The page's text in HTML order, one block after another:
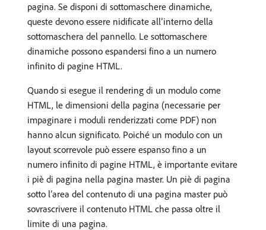
pagina. Se disponi di sottomaschere dinamiche,
queste devono essere nidificate all’interno della
sottomaschera del pannello. Le sottomaschere
dinamiche possono espandersi fino a un numero
infinito di pagine HTML.
Quando si esegue il rendering di un modulo come
HTML, le dimensioni della pagina (necessarie per
impaginare i moduli renderizzati come PDF) non
hanno alcun significato. Poiché un modulo con un
layout scorrevole può essere espanso fino a un
numero infinito di pagine HTML, è importante evitare
i piè di pagina nella pagina master. Un piè di pagina
sotto l’area del contenuto di una pagina master può
sovrascrivere il contenuto HTML che passa oltre il
limite di una pagina.